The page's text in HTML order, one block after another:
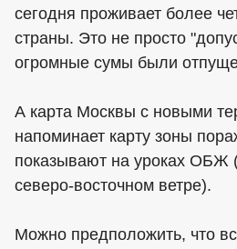
сегодня проживает более
страны. Это не просто
огромные сумы были
А карта Москвы с новыми
напоминает карту зоны
показывают на уроках ОБЖ
северо-восточном ветре).
Можно предположить, что